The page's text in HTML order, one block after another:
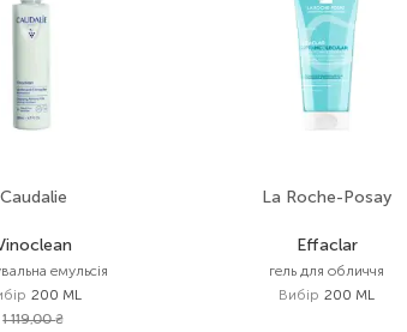
Caudalie
емульсія
200 ML
1 119,00₴
La Roche-Posay
Effaclar
гель для обличчя
Вибір 200 ML